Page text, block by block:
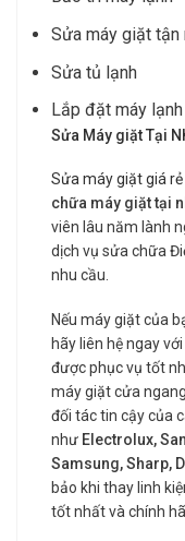
Sửa máy giặt tận
Sửa tủ lạnh
Lắp đặt máy lạnh
Sửa Máy giặt Tại
Sửa máy giặt giá
chữa máy giặt tại
viên lâu năm lành
dịch vụ sửa chữa
nhu cầu.
Nếu máy giặt của
hãy liên hệ ngay với
được phục vụ tốt
máy giặt cửa
đối tác tin cậy của
như Electrolux,
Samsung, Sharp,
bảo khi thay linh
tốt nhất và chính